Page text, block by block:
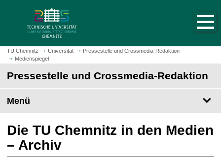
m
H
t
s
i
e
a
u
f
r
u
TU Chemnitz Universität
Pressestelle und Crossmedia-Redaktion
Medienspiegel
Pressestelle und Crossmedia-Redaktion
Menü
Die TU Chemnitz in den Medien
– Archiv